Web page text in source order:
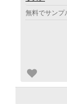
無料でサンプ